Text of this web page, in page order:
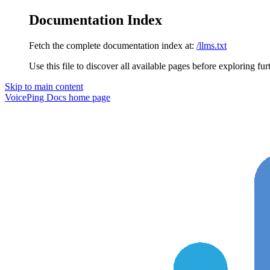
Documentation Index
Fetch the complete documentation index at: /llms.txt
Use this file to discover all available pages before exploring
Skip to main content
VoicePing Docs home page